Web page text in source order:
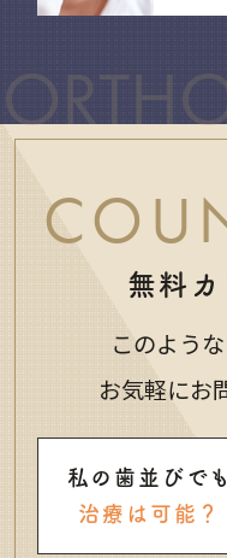
無料
このよう
お気軽にお
私の歯並びでも
治療は可能？